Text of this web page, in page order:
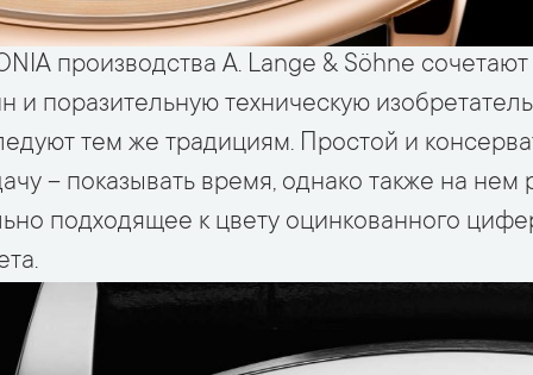
производства A. Lange & Söhne
и поразительную техническую
тем же традициям. Простой и
– показывать время, однако также на нем
подходящее к цвету оцинкованного